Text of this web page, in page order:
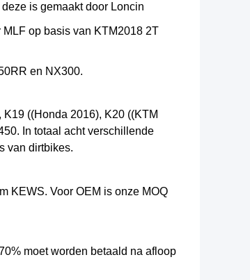
is gemaakt door Loncin
MLF op basis van KTM2018 2T
en NX300.
((Honda 2016), K20 ((KTM
In totaal acht verschillende
van dirtbikes.
KEWS. Voor OEM is onze MOQ
moet worden betaald na afloop